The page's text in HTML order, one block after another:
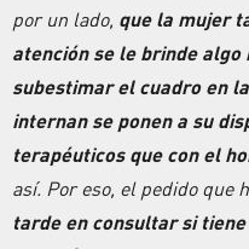
por un lado, que la mujer
atención se le brinde algo
subestimar el cuadro en
internan se ponen a su
terapéuticos que con el
así. Por eso, el pedido que
tarde en consultar si